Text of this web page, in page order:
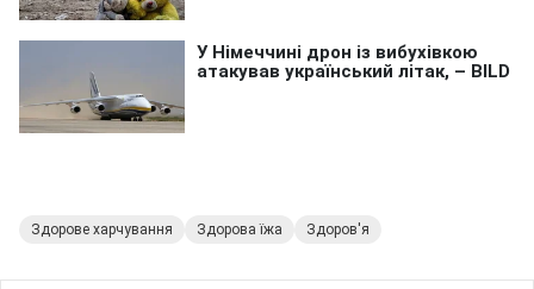
Здорове харчування Здорова їжа Здоров'я